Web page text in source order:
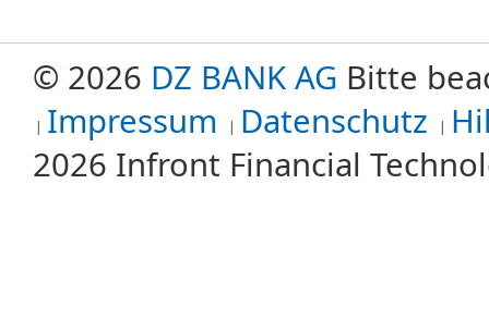
© 2026 DZ BANK AG Bitte
Impressum
Datenschutz
2026 Infront Financial